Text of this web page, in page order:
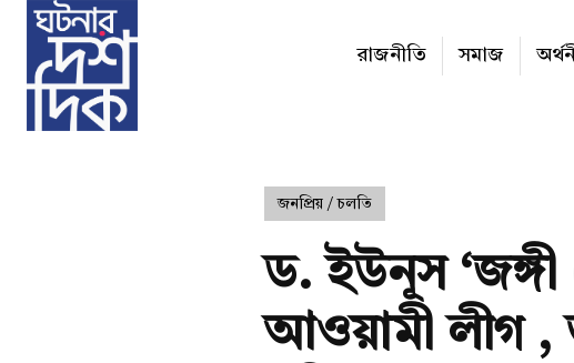
রাজনীতি সমাজ
জনপ্রিয় / চলতি
ড. ইউনূস ‘জঙ্গী
আওয়ামী লীগ ,